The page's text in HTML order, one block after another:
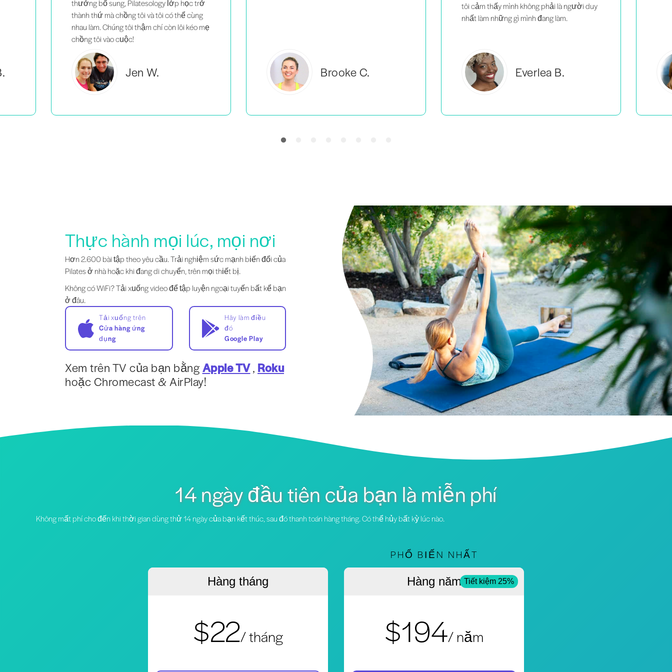
Brooke C. Everlea B. Estelle S.
Thực hành mọi lúc, mọi nơi
Hơn 2.600 bài tập theo yêu cầu. Trải nghiệm sức mạnh biến đổi của
Pilates ở nhà hoặc khi đang di chuyển, trên mọi thiết bị.
Không có WiFi? Tải xuống video để tập luyện ngoại tuyến bất kể bạn
ở đâu.
Tải xuống trên
Cửa hàng ứng
dụng
Hãy làm điều
đó
Google Play
Xem trên TV của bạn bằngApple TV, Roku
hoặc Chromecast & AirPlay!
14 ngày đầu tiên của bạn là miễn phí
Không mất phí cho đến khi thời gian dùng thử 14 ngày của bạn kết thúc, sau đó thanh toán hàng tháng. Có thể hủy bất kỳ lúc nào.
Hàng tháng
$22/ tháng
PHỔ BIẾN NHẤT
Hàng năm Tiết kiệm 25%
$194/ năm